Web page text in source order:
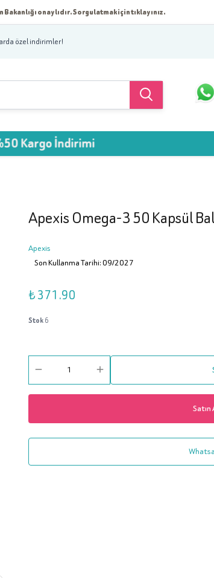
onaylıdır. Sorgulatmak için tıklayınız.
özel indirimler!
İndirimi 🚚
Apexis Omega-3 50 Kapsül
Apexis
Son Kullanma Tarihi: 09/2027
₺ 371.90
Stok6
Satın